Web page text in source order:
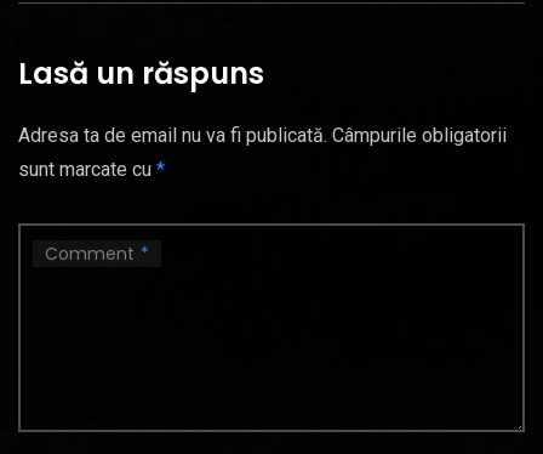
Lasă un răspuns
Adresa ta de email nu va fi publicată. Câmpurile obligatorii
sunt marcate cu *
Comment *